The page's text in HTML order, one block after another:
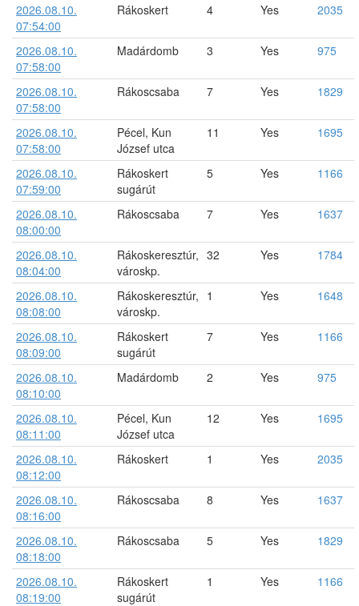
2026.08.10.
07:54:00
Rákoskert 4 Yes 2035
2026.08.10.
07:58:00
Madárdomb 3 Yes 975
2026.08.10.
07:58:00
Rákoscsaba 7 Yes 1829
2026.08.10.
07:58:00
Pécel, Kun
József utca
11 Yes 1695
2026.08.10.
07:59:00
Rákoskert
sugárút
5 Yes 1166
2026.08.10.
08:00:00
Rákoscsaba 7 Yes 1637
2026.08.10.
08:04:00
Rákoskeresztúr,
városkp.
32 Yes 1784
2026.08.10.
08:08:00
Rákoskeresztúr,
városkp.
1 Yes 1648
2026.08.10.
08:09:00
Rákoskert
sugárút
7 Yes 1166
2026.08.10.
08:10:00
Madárdomb 2 Yes 975
2026.08.10.
08:11:00
Pécel, Kun
József utca
12 Yes 1695
2026.08.10.
08:12:00
Rákoskert 1 Yes 2035
2026.08.10.
08:16:00
Rákoscsaba 8 Yes 1637
2026.08.10.
08:18:00
Rákoscsaba 5 Yes 1829
2026.08.10.
08:19:00
Rákoskert
sugárút
1 Yes 1166